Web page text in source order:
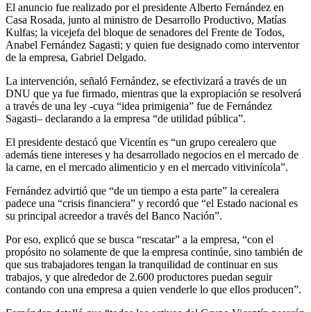
El anuncio fue realizado por el presidente Alberto Fernández en
Casa Rosada, junto al ministro de Desarrollo Productivo, Matías
Kulfas; la vicejefa del bloque de senadores del Frente de Todos,
Anabel Fernández Sagasti; y quien fue designado como interventor
de la empresa, Gabriel Delgado.
La intervención, señaló Fernández, se efectivizará a través de un
DNU que ya fue firmado, mientras que la expropiación se resolverá
a través de una ley -cuya “idea primigenia” fue de Fernández
Sagasti– declarando a la empresa “de utilidad pública”.
El presidente destacó que Vicentín es “un grupo cerealero que
además tiene intereses y ha desarrollado negocios en el mercado de
la carne, en el mercado alimenticio y en el mercado vitivinícola”.
Fernández advirtió que “de un tiempo a esta parte” la cerealera
padece una “crisis financiera” y recordó que “el Estado nacional es
su principal acreedor a través del Banco Nación”.
Por eso, explicó que se busca “rescatar” a la empresa, “con el
propósito no solamente de que la empresa continúe, sino también de
que sus trabajadores tengan la tranquilidad de continuar en sus
trabajos, y que alrededor de 2.600 productores puedan seguir
contando con una empresa a quien venderle lo que ellos producen”.